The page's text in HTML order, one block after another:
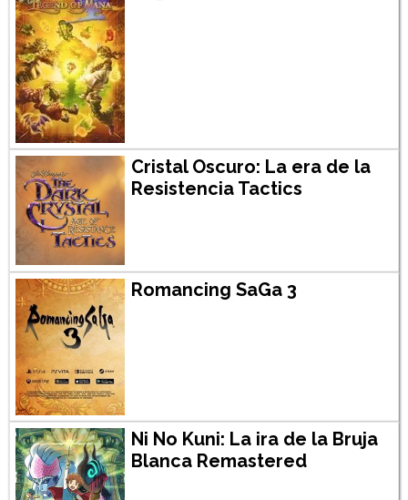
Cristal Oscuro: La era de la
Resistencia Tactics
Romancing SaGa 3
Ni No Kuni: La ira de la Bruja
Blanca Remastered